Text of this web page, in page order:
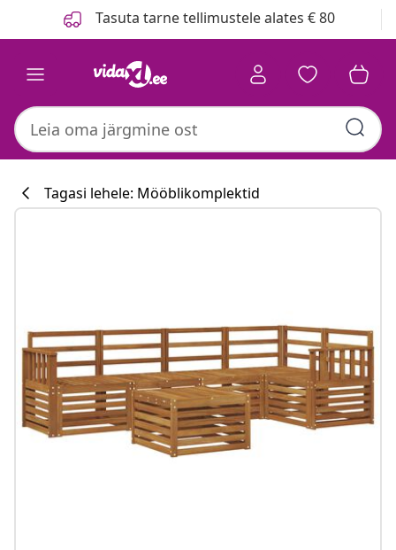
Tasuta tarne tellimustele alates € 80
#sharemevidaxl
Tagasi lehele: Mööblikomplektid